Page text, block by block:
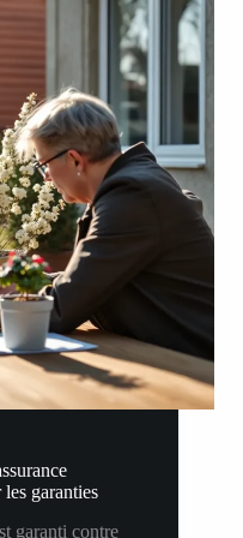
garanties
garanti contre